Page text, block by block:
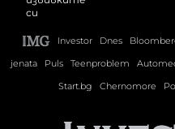
Investor Dnes
jenata
Puls Teenproblem
Start.bg
Chernomore